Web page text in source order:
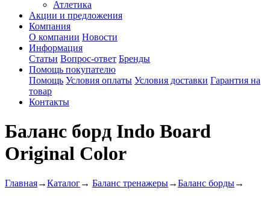
Атлетика
Акции и предложения
Компания
О компании Новости
Информация
Статьи Вопрос-ответ Бренды
Помощь покупателю
Помощь Условия оплаты Условия доставки Гарантия на
товар
Контакты
Баланс борд Indo Board
Original Color
Главная→Каталог→ Баланс тренажеры→Баланс борды→